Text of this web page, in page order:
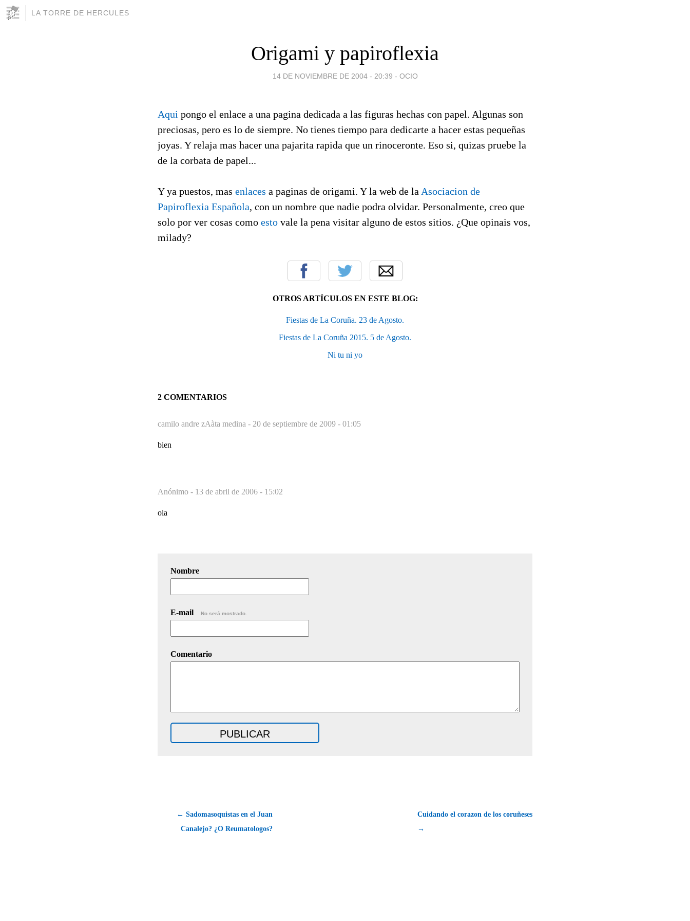
LA TORRE DE HERCULES
Origami y papiroflexia
14 DE NOVIEMBRE DE 2004 - 20:39 - OCIO
Aqui pongo el enlace a una pagina dedicada a las figuras hechas con papel. Algunas son
preciosas, pero es lo de siempre. No tienes tiempo para dedicarte a hacer estas pequeñas
joyas. Y relaja mas hacer una pajarita rapida que un rinoceronte. Eso si, quizas pruebe la
de la corbata de papel...
Y ya puestos, mas enlaces a paginas de origami. Y la web de la Asociacion de
Papiroflexia Española, con un nombre que nadie podra olvidar. Personalmente, creo que
solo por ver cosas como esto vale la pena visitar alguno de estos sitios. ¿Que opinais vos,
milady?
OTROS ARTÍCULOS EN ESTE BLOG:
Fiestas de La Coruña. 23 de Agosto.
Fiestas de La Coruña 2015. 5 de Agosto.
Ni tu ni yo
2 COMENTARIOS
camilo andre zAàta medina - 20 de septiembre de 2009 - 01:05
bien
Anónimo - 13 de abril de 2006 - 15:02
ola
Nombre
E-mail No será mostrado.
Comentario
← Sadomasoquistas en el Juan
Canalejo? ¿O Reumatologos?
Cuidando el corazon de los coruñeses
→